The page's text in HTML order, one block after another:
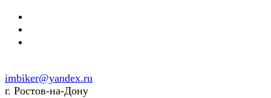
imbiker@yandex.ru
г. Ростов-на-Дону